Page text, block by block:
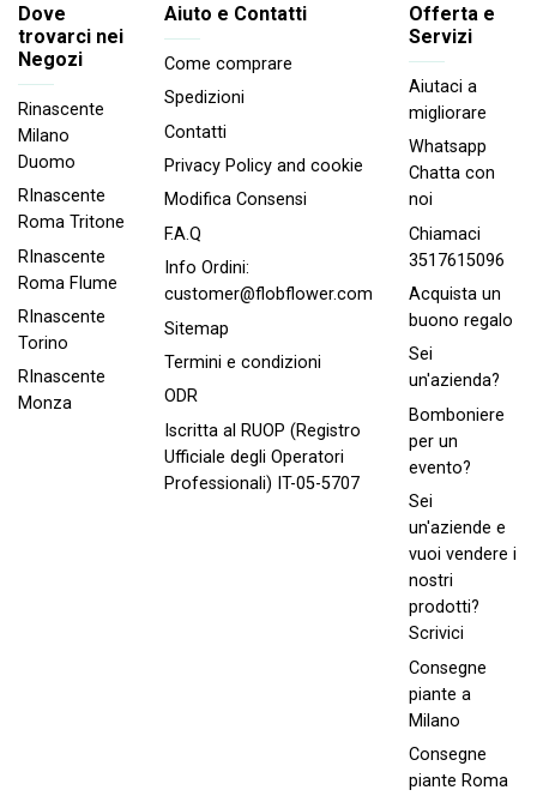
Dove
trovarci nei
Negozi
Rinascente
Milano
Duomo
RInascente
Roma Tritone
RInascente
Roma FIume
RInascente
Torino
RInascente
Monza
Aiuto e Contatti
Come comprare
Spedizioni
Contatti
Privacy Policy and cookie
Modifica Consensi
F.A.Q
Info Ordini:
customer@flobflower.com
Sitemap
Termini e condizioni
ODR
Iscritta al RUOP (Registro
Ufficiale degli Operatori
Professionali) IT-05-5707
Offerta e
Servizi
Aiutaci a
migliorare
Whatsapp
Chatta con
noi
Chiamaci
3517615096
Acquista un
buono regalo
Sei
un'azienda?
Bomboniere
per un
evento?
Sei
un'aziende e
vuoi vendere i
nostri
prodotti?
Scrivici
Consegne
piante a
Milano
Consegne
piante Roma